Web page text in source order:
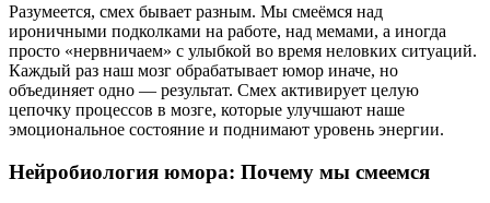
Разумеется, смех бывает разным. Мы смеёмся над
ироничными подколками на работе, над мемами, а иногда
просто «нервничаем» с улыбкой во время неловких ситуаций.
Каждый раз наш мозг обрабатывает юмор иначе, но
объединяет одно — результат. Смех активирует целую
цепочку процессов в мозге, которые улучшают наше
эмоциональное состояние и поднимают уровень энергии.
Нейробиология юмора: Почему мы смеемся